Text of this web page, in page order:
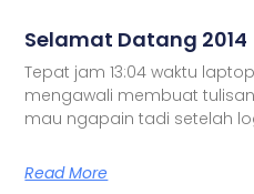
Selamat Datang 2014
Tepat jam 13:04 waktu
mengawali membuat
mau ngapain tadi setelah
Read More